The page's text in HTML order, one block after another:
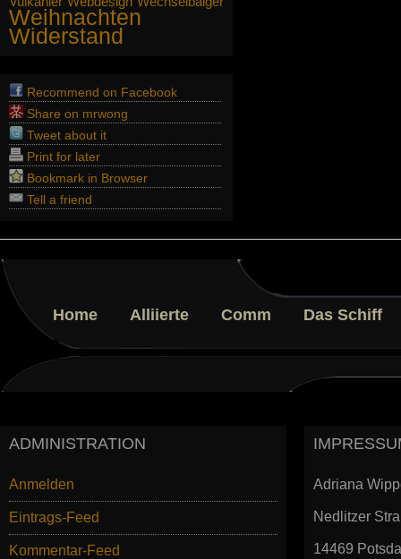
Weihnachten
Widerstand
Recommend on Facebook
Share on mrwong
Tweet about it
Print for later
Bookmark in Browser
Tell a friend
Home Alliierte Comm Das Schiff
ADMINISTRATION
Anmelden
Eintrags-Feed
Kommentar-Feed
Adriana
Nedlitzer
14469